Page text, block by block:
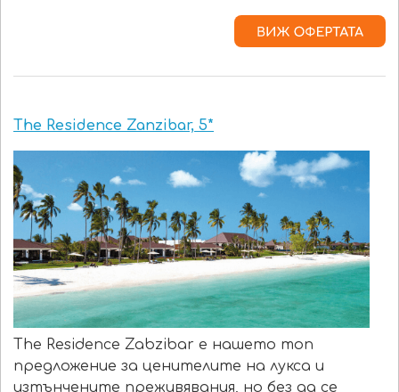
The Residence Zanzibar, 5*
The Residence Zabzibar е нашето топ
предложение за ценителите на лукса и
изтънчените преживявания, но без да се